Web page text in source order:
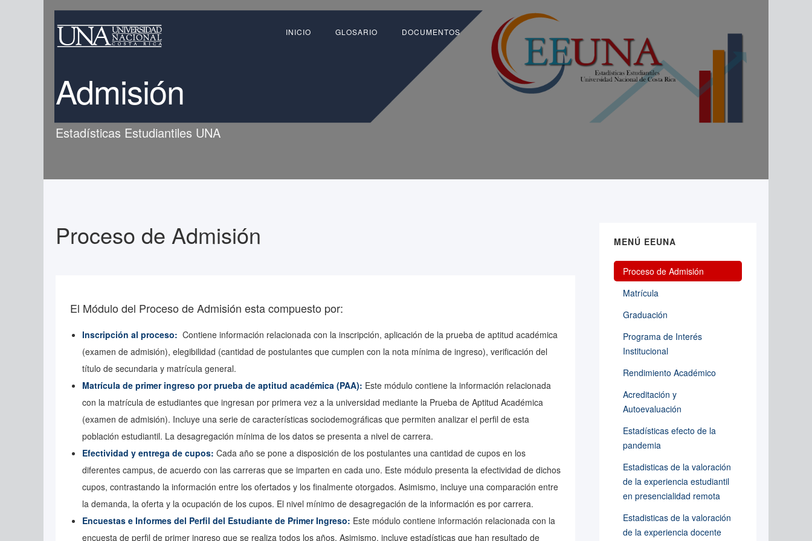
INICIO GLOSARIO DOCUMENTOS
Admisión
Estadísticas Estudiantiles UNA
Proceso de Admisión
El Módulo del Proceso de Admisión esta compuesto por:
Inscripción al proceso: Contiene información relacionada con la inscripción, aplicación de la prueba de aptitud académica
(examen de admisión), elegibilidad (cantidad de postulantes que cumplen con la nota mínima de ingreso), verificación del
título de secundaria y matrícula general.
Matrícula de primer ingreso por prueba de aptitud académica (PAA): Este módulo contiene la información relacionada
con la matrícula de estudiantes que ingresan por primera vez a la universidad mediante la Prueba de Aptitud Académica
(examen de admisión). Incluye una serie de características sociodemográficas que permiten analizar el perfil de esta
población estudiantil. La desagregación mínima de los datos se presenta a nivel de carrera.
Efectividad y entrega de cupos: Cada año se pone a disposición de los postulantes una cantidad de cupos en los
diferentes campus, de acuerdo con las carreras que se imparten en cada uno. Este módulo presenta la efectividad de dichos
cupos, contrastando la información entre los ofertados y los finalmente otorgados. Asimismo, incluye una comparación entre
la demanda, la oferta y la ocupación de los cupos. El nivel mínimo de desagregación de la información es por carrera.
Encuestas e Informes del Perfil del Estudiante de Primer Ingreso: Este módulo contiene información relacionada con la
encuesta de perfil de primer ingreso que se realiza todos los años. Asimismo, incluye estadísticas que han resultado de
MENÚ EEUNA
Proceso de Admisión
Matrícula
Graduación
Programa de Interés
Institucional
Rendimiento Académico
Acreditación y
Autoevaluación
Estadísticas efecto de la
pandemia
Estadisticas de la valoración
de la experiencia estudiantil
en presencialidad remota
Estadisticas de la valoración
de la experiencia docente